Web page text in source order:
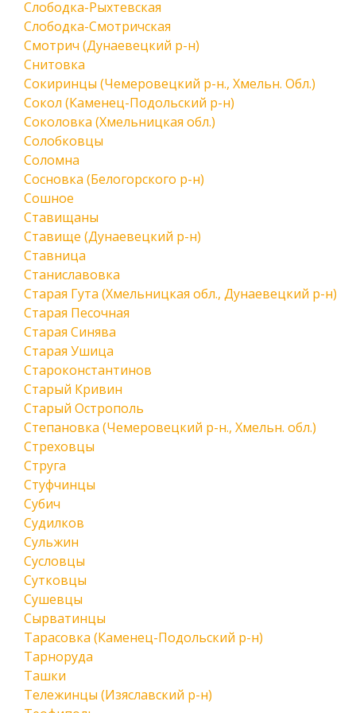
Слободка-Рыхтевская
Слободка-Смотричская
Смотрич (Дунаевецкий р-н)
Снитовка
Сокиринцы (Чемеровецкий р-н., Хмельн. Обл.)
Сокол (Каменец-Подольский р-н)
Соколовка (Хмельницкая обл.)
Солобковцы
Соломна
Сосновка (Белогорского р-н)
Сошное
Ставищаны
Ставище (Дунаевецкий р-н)
Ставница
Станиславовка
Старая Гута (Хмельницкая обл., Дунаевецкий р-н)
Старая Песочная
Старая Синява
Старая Ушица
Староконстантинов
Старый Кривин
Старый Острополь
Степановка (Чемеровецкий р-н., Хмельн. обл.)
Стреховцы
Струга
Стуфчинцы
Субич
Судилков
Сульжин
Сусловцы
Сутковцы
Сушевцы
Сырватинцы
Тарасовка (Каменец-Подольский р-н)
Тарноруда
Ташки
Тележинцы (Изяславский р-н)